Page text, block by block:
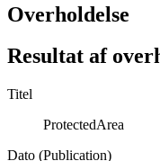
Overholdelse
Resultat af
Titel
ProtectedArea
Dato (Publication)